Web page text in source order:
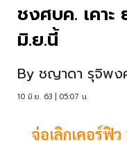
ชงศบค. เคาะ
มิ.ย.นี้
By ชญาดา รุจิพง
10 มิ.ย. 63 | 05:07 น.
จ่อเลิกเคอร์ฟิ